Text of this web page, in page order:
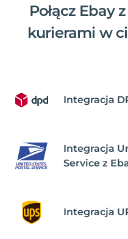
Połącz Ebay
kurierami w
Integracja
Integracja
Service z
Integracja